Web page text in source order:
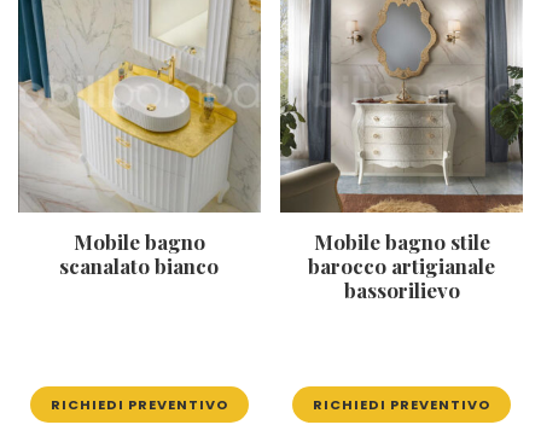
Mobile bagno
scanalato bianco
RICHIEDI PREVENTIVO
Mobile bagno stile
barocco artigianale
bassorilievo
RICHIEDI PREVENTIVO